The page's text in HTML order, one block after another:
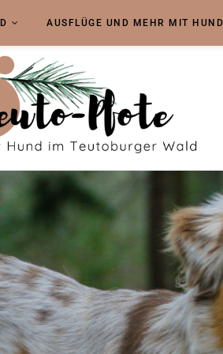
AUSFLÜGE UND MEHR MIT HUND